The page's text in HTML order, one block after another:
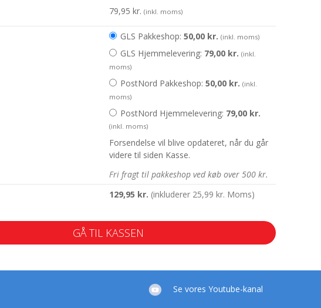
79,95 kr. (inkl. moms)
GLS Pakkeshop: 50,00 kr. (inkl. moms)
GLS Hjemmelevering: 79,00 kr. (inkl.
moms)
PostNord Pakkeshop: 50,00 kr. (inkl.
moms)
PostNord Hjemmelevering: 79,00 kr.
(inkl. moms)
Forsendelse vil blive opdateret, når du går
videre til siden Kasse.
Fri fragt til pakkeshop ved køb over 500 kr.
129,95 kr. (inkluderer 25,99 kr. Moms)
GÅ TIL KASSEN
Se vores Youtube-kanal